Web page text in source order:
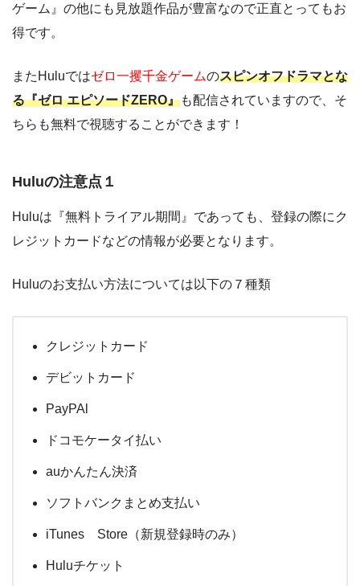
ゲーム』の他にも見放題作品が豊富なので正直とってもお
得です。
またHuluではゼロ一攫千金ゲームのスピンオフドラマとな
る『ゼロ エピソードZERO』も配信されていますので、そ
ちらも無料で視聴することができます！
Huluの注意点１
Huluは『無料トライアル期間』であっても、登録の際にク
レジットカードなどの情報が必要となります。
Huluのお支払い方法については以下の７種類
クレジットカード
デビットカード
PayPAl
ドコモケータイ払い
auかんたん決済
ソフトバンクまとめ支払い
iTunes Store（新規登録時のみ）
Huluチケット